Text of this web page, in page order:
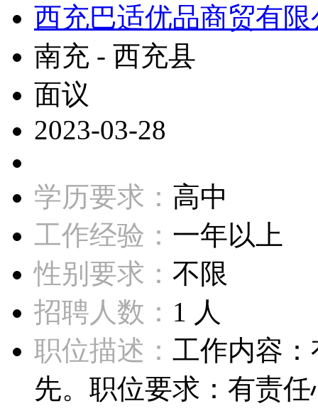
西充巴适优品商贸有限
南充 - 西充县
面议
2023-03-28
学历要求： 高中
工作经验： 一年以上
性别要求： 不限
招聘人数： 1 人
职位描述： 工作内容
先。职位要求：有责